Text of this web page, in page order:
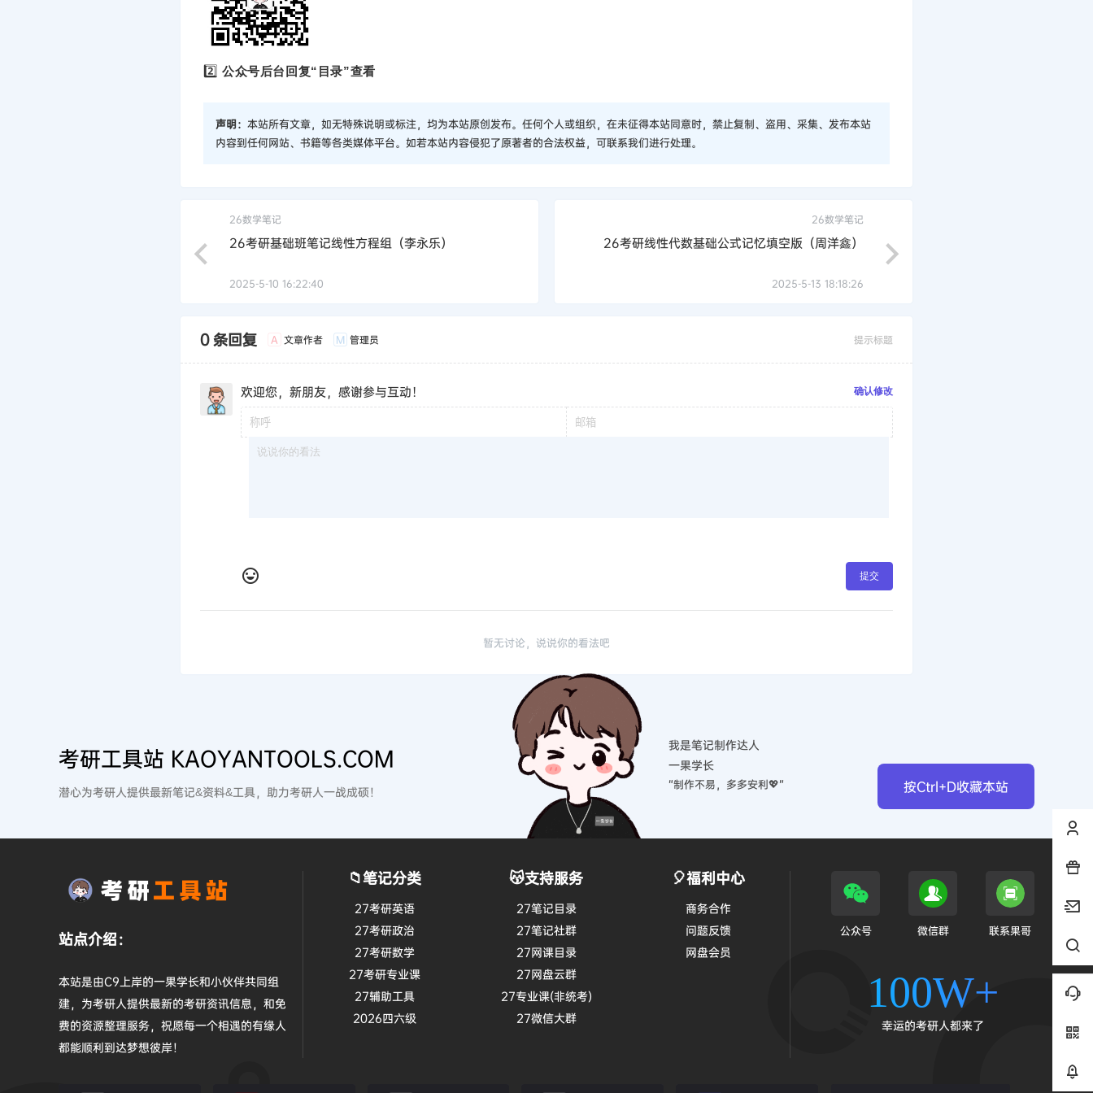
2️⃣公众号后台回复“目录”查看
声明： 本站所有文章，如无特殊说明或标注，均为本站原创发布。任何个人或组织，在未征得本站同意时，禁止复制、盗用、采集、发布本站
内容到任何网站、书籍等各类媒体平台。如若本站内容侵犯了原著者的合法权益，可联系我们进行处理。
26数学笔记
26考研基础班笔记线性方程组（李永乐）
2025-5-10 16:22:40
26数学笔记
26考研线性代数基础公式记忆填空版（周洋鑫）
2025-5-13 18:18:26
0 条回复 A 文章作者 M 管理员 提示标题
欢迎您，新朋友，感谢参与互动！ 确认修改
提交
暂无讨论，说说你的看法吧
考研工具站 KAOYANTOOLS.COM
潜心为考研人提供最新笔记&资料&工具，助力考研人一战成硕！ 按Ctrl+D收藏本站
我是笔记制作达人
一果学长
“制作不易，多多安利💖”
站点介绍：
本站是由C9上岸的一果学长和小伙伴共同组
建，为考研人提供最新的考研资讯信息，和免
费的资源整理服务，祝愿每一个相遇的有缘人
都能顺利到达梦想彼岸！
📁笔记分类
27考研英语
27考研政治
27考研数学
27考研专业课
27辅助工具
2026四六级
😽支持服务
27笔记目录
27笔记社群
27网课目录
27网盘云群
27专业课(非统考)
27微信大群
🎈福利中心
商务合作
问题反馈
网盘会员
公众号 微信群 联系果哥
100W+
幸运的考研人都来了